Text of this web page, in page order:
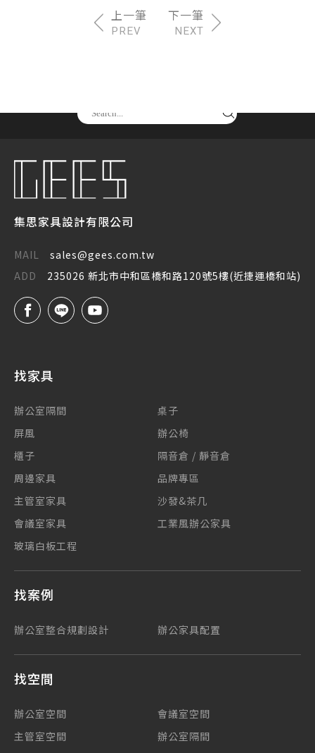
PREV NEXT
集思家具設計有限公司
MAIL
sales@gees.com.tw
ADD
235026 新北市中和區橋和路120號5樓(近捷運橋和站)
找家具
辦公室隔間
桌子
屏風
辦公椅
櫃子
隔音倉 / 靜音倉
周邊家具
品牌專區
主管室家具
沙發&茶几
會議室家具
工業風辦公家具
玻璃白板工程
找案例
辦公室整合規劃設計 辦公家具配置
找空間
辦公室空間
會議室空間
主管室空間
辦公室隔間